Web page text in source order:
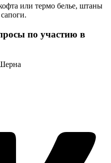
или термо белье, штаны
по участию в